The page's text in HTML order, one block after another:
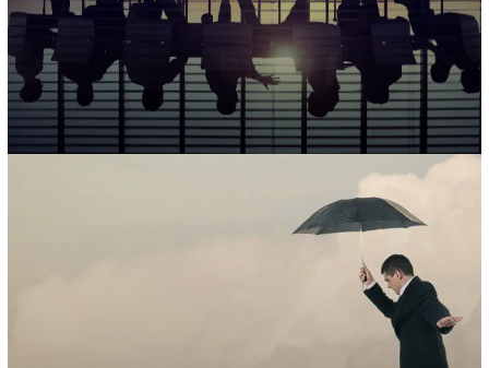
Organización de eventos
Organizamos eventos memorables cuidando los detalles y…